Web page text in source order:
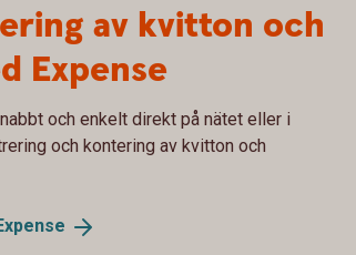
av kvitton och
Expense
och enkelt direkt på nätet eller i
och kontering av kvitton och